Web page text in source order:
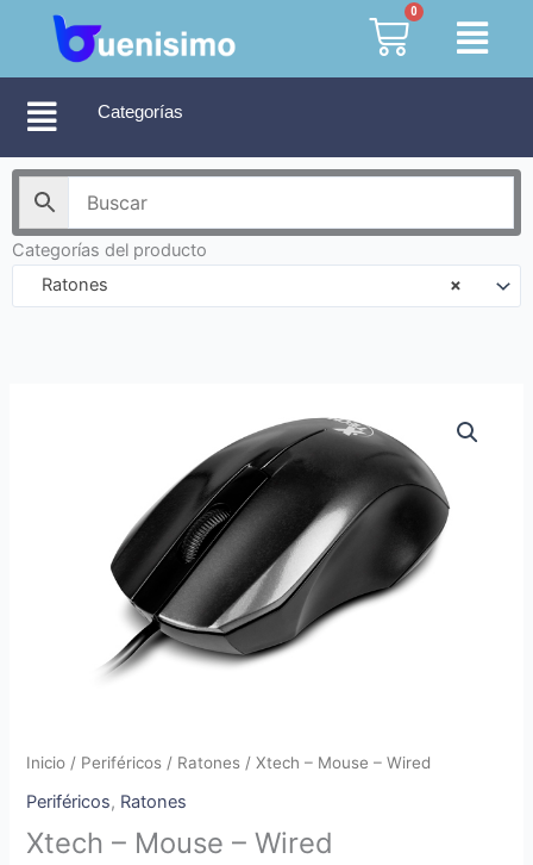
contenido
0
Cart
Categorías
Categorías del producto
×
Ratones
Inicio / Periféricos / Ratones / Xtech – Mouse – Wired
Periféricos, Ratones
Xtech – Mouse – Wired